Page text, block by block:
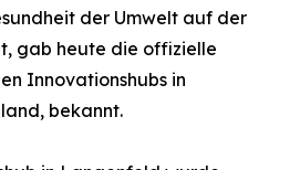
der Umwelt auf der
gab heute die offizielle
Innovationshubs in
bekannt.